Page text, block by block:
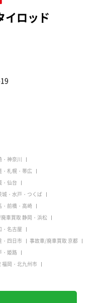
イロッド
・神奈川
札幌・帯広
・仙台
・水戸・つくば
・前橋・高崎
車買取 静岡・浜松
・名古屋
・四日市
事故車/廃車買取 京都
・姫路
岡・北九州市